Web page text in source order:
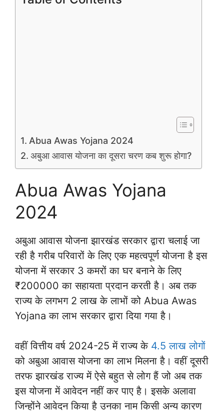
Abua Awas Yojana 2024
अबुआ आवास योजना का दूसरा चरण कब शुरू होगा?
Abua Awas Yojana
2024
अबुआ आवास योजना झारखंड सरकार द्वारा चलाई जा
रही है गरीब परिवारों के लिए एक महत्वपूर्ण योजना है इस
योजना में सरकार 3 कमरों का घर बनाने के लिए
₹200000 का सहायता प्रदान करती है। अब तक
राज्य के लगभग 2 लाख के लाभों को Abua Awas
Yojana का लाभ सरकार द्वारा दिया गया है।
वहीं वित्तीय वर्ष 2024-25 में राज्य के 4.5 लाख लोगों
को अबुआ आवास योजना का लाभ मिलना है। वहीं दूसरी
तरफ झारखंड राज्य में ऐसे बहुत से लोग हैं जो अब तक
इस योजना में आवेदन नहीं कर पाए है। इसके अलावा
जिन्होंने आवेदन किया है उनका नाम किसी अन्य कारण